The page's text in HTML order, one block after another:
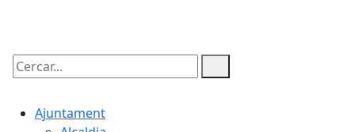
Cercar:
Ajuntament